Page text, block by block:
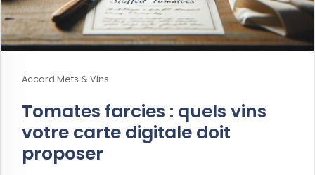
Accord Mets & Vins
Tomates farcies : quels vins
votre carte digitale doit
proposer